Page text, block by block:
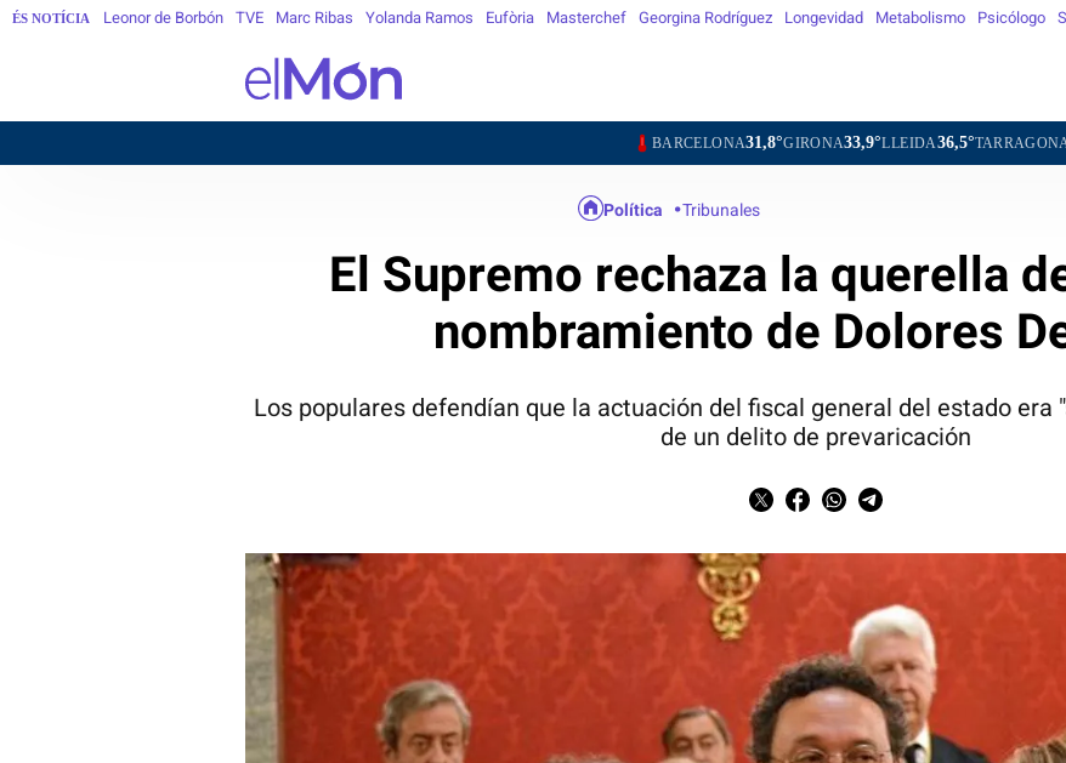
ÉS NOTÍCIA Leonor de Borbón TVE Marc Ribas Yolanda Ramos Eufòria Masterchef Georgina Rodríguez Longevidad Metabolismo Psicólogo
31,8°GIRONA33,9°LLEIDA36,5°TARRAGONA30,8°TORTOSA
Política Tribunales
El Supremo rechaza la querella
nombramiento de Dolores
Los populares defendían que la actuación del fiscal general del estado era
de un delito de prevaricación